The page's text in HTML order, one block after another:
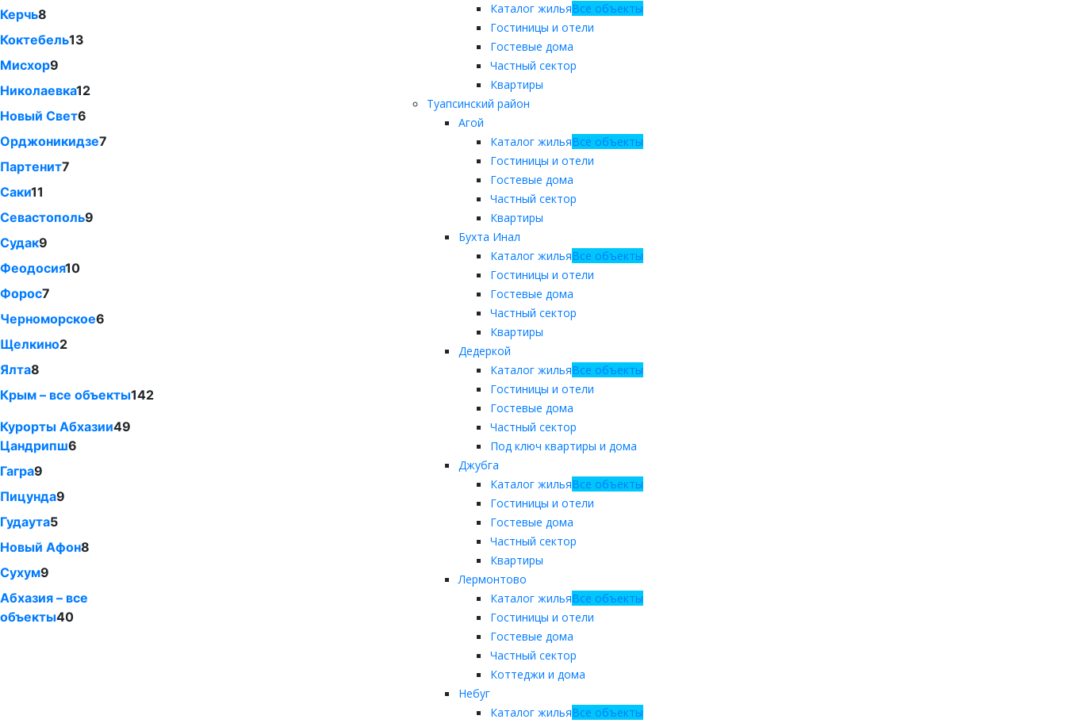
Керчь8
Коктебель13
Мисхор9
Николаевка12
Новый Свет6
Орджоникидзе7
Партенит7
Саки11
Севастополь9
Судак9
Феодосия10
Форос7
Черноморское6
Щелкино2
Ялта8
Крым – все объекты142
Курорты Абхазии49
Цандрипш6
Гагра9
Пицунда9
Гудаута5
Новый Афон8
Сухум9
Абхазия – все
объекты40
Каталог жильяВсе объекты
Гостиницы и отели
Гостевые дома
Частный сектор
Квартиры
Туапсинский район
Агой
Каталог жильяВсе объекты
Гостиницы и отели
Гостевые дома
Частный сектор
Квартиры
Бухта Инал
Каталог жильяВсе объекты
Гостиницы и отели
Гостевые дома
Частный сектор
Квартиры
Дедеркой
Каталог жильяВсе объекты
Гостиницы и отели
Гостевые дома
Частный сектор
Под ключ квартиры и дома
Джубга
Каталог жильяВсе объекты
Гостиницы и отели
Гостевые дома
Частный сектор
Квартиры
Лермонтово
Каталог жильяВсе объекты
Гостиницы и отели
Гостевые дома
Частный сектор
Коттеджи и дома
Небуг
Каталог жильяВсе объекты